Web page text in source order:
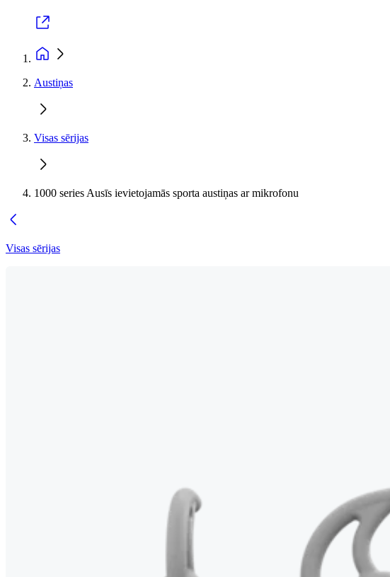
Austiņas
Visas sērijas
1000 series Ausīs ievietojamās sporta austiņas ar mikrofonu
Visas sērijas